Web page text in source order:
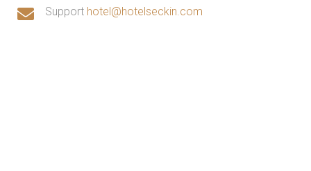
Support hotel@hotelseckin.com